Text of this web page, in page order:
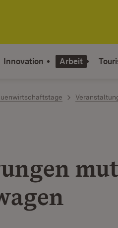
Innovation Arbeit